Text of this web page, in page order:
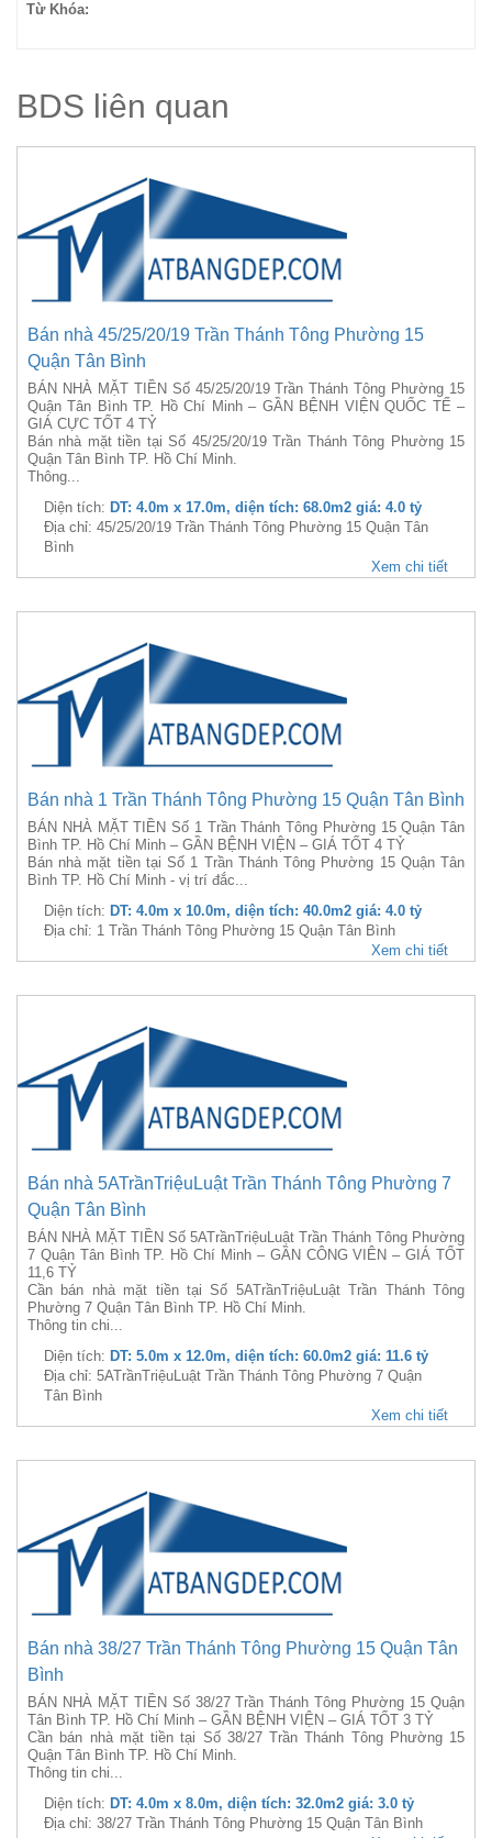
Từ Khóa:
BDS liên quan
Bán nhà 45/25/20/19 Trần Thánh Tông Phường 15
Quận Tân Bình
BÁN NHÀ MẶT TIỀN Số 45/25/20/19 Trần Thánh Tông Phường 15
Quận Tân Bình TP. Hồ Chí Minh – GẦN BỆNH VIỆN QUỐC TẾ –
GIÁ CỰC TỐT 4 TỶ
Bán nhà mặt tiền tại Số 45/25/20/19 Trần Thánh Tông Phường 15
Quận Tân Bình TP. Hồ Chí Minh.
Thông...
Diện tích: DT: 4.0m x 17.0m, diện tích: 68.0m2 giá: 4.0 tỷ
Địa chỉ: 45/25/20/19 Trần Thánh Tông Phường 15 Quận Tân
Bình
Xem chi tiết
Bán nhà 1 Trần Thánh Tông Phường 15 Quận Tân Bình
BÁN NHÀ MẶT TIỀN Số 1 Trần Thánh Tông Phường 15 Quận Tân
Bình TP. Hồ Chí Minh – GẦN BỆNH VIỆN – GIÁ TỐT 4 TỶ
Bán nhà mặt tiền tại Số 1 Trần Thánh Tông Phường 15 Quận Tân
Bình TP. Hồ Chí Minh - vị trí đắc...
Diện tích: DT: 4.0m x 10.0m, diện tích: 40.0m2 giá: 4.0 tỷ
Địa chỉ: 1 Trần Thánh Tông Phường 15 Quận Tân Bình
Xem chi tiết
Bán nhà 5ATrầnTriệuLuật Trần Thánh Tông Phường 7
Quận Tân Bình
BÁN NHÀ MẶT TIỀN Số 5ATrầnTriệuLuật Trần Thánh Tông Phường
7 Quận Tân Bình TP. Hồ Chí Minh – GẦN CÔNG VIÊN – GIÁ TỐT
11,6 TỶ
Cần bán nhà mặt tiền tại Số 5ATrầnTriệuLuật Trần Thánh Tông
Phường 7 Quận Tân Bình TP. Hồ Chí Minh.
Thông tin chi...
Diện tích: DT: 5.0m x 12.0m, diện tích: 60.0m2 giá: 11.6 tỷ
Địa chỉ: 5ATrầnTriệuLuật Trần Thánh Tông Phường 7 Quận
Tân Bình
Xem chi tiết
Bán nhà 38/27 Trần Thánh Tông Phường 15 Quận Tân
Bình
BÁN NHÀ MẶT TIỀN Số 38/27 Trần Thánh Tông Phường 15 Quận
Tân Bình TP. Hồ Chí Minh – GẦN BỆNH VIỆN – GIÁ TỐT 3 TỶ
Cần bán nhà mặt tiền tại Số 38/27 Trần Thánh Tông Phường 15
Quận Tân Bình TP. Hồ Chí Minh.
Thông tin chi...
Diện tích: DT: 4.0m x 8.0m, diện tích: 32.0m2 giá: 3.0 tỷ
Địa chỉ: 38/27 Trần Thánh Tông Phường 15 Quận Tân Bình